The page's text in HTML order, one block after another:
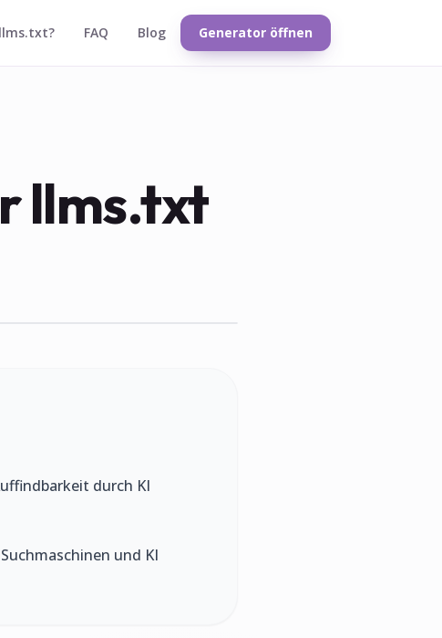
FAQ Blog Generator öffnen
llms.txt
durch KI
und KI